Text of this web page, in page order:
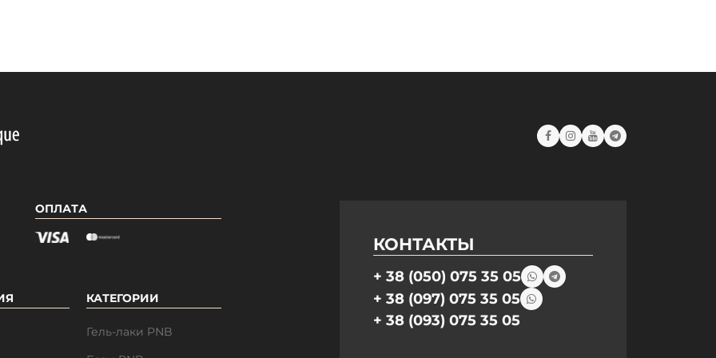
ОПЛАТА
КАТЕГОРИИ
Гель-лаки PNB
КОНТАКТЫ
+ 38 (050) 075 35 05
+ 38 (097) 075 35 05
+ 38 (093) 075 35 05